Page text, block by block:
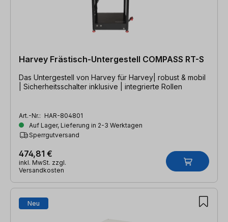
Harvey Frästisch-Untergestell COMPASS RT-S
Das Untergestell von Harvey für Harvey| robust & mobil
| Sicherheitsschalter inklusive | integrierte Rollen
Art.-Nr.: HAR-804801
Auf Lager, Lieferung in 2-3 Werktagen
Sperrgutversand
474,81 €
inkl. MwSt. zzgl.
Versandkosten
Neu